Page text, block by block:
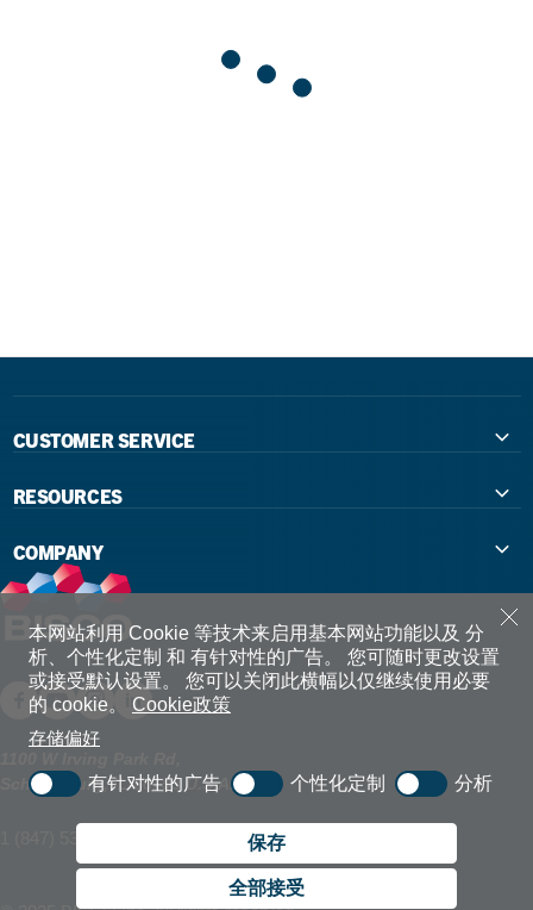
本网站利用 Cookie 等技术来启用基本网站功能以及 分
析、个性化定制 和 有针对性的广告。
您可随时更改设置
或接受默认设置。
您可以关闭此横幅以仅继续使用必要
的 cookie。
Cookie政策
存储偏好
有针对性的广告 个性化定制 分析
保存
全部接受
Schaumburg, IL 60193 U.S.A.
CUSTOMER SERVICE
Government
Large Group Practices/DSO
University Accounts
Website Accessibility
RESOURCES
The Extra Smile Blog
Podcast
IFU / Product Instructions
SDS
Return Policy & Warranty Info
COMPANY
About Us
Promotions
My Rewards
BISCO Bonding Rewards
Bookstore